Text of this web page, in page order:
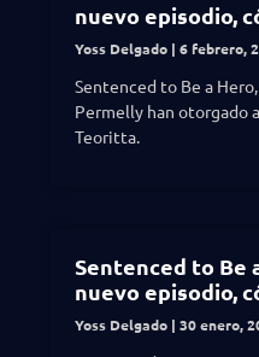
nuevo episodio,
Yoss Delgado 6 febrero,
Sentenced to Be a
Permelly han otorgado
Teoritta.
Sentenced to Be
nuevo episodio,
Yoss Delgado 30 enero,